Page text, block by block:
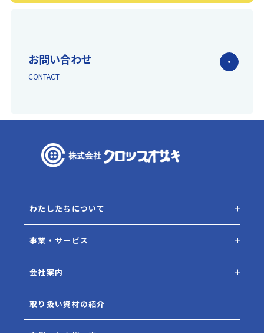
お問い合わせ
CONTACT
わたしたちについて
事業・サービス
会社案内
取り扱い資材の紹介